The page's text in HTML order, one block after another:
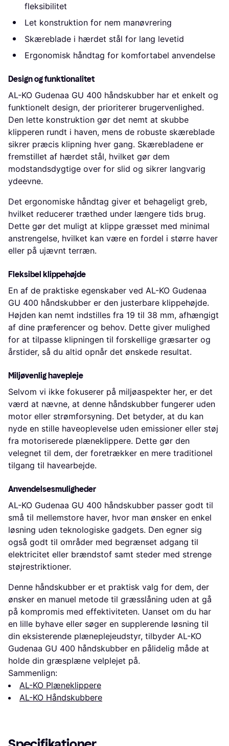
fleksibilitet
Let konstruktion for nem manøvrering
Skæreblade i hærdet stål for lang levetid
Ergonomisk håndtag for komfortabel anvendelse
Design og funktionalitet
AL-KO Gudenaa GU 400 håndskubber har et enkelt og
funktionelt design, der prioriterer brugervenlighed.
Den lette konstruktion gør det nemt at skubbe
klipperen rundt i haven, mens de robuste skæreblade
sikrer præcis klipning hver gang. Skærebladene er
fremstillet af hærdet stål, hvilket gør dem
modstandsdygtige over for slid og sikrer langvarig
ydeevne.
Det ergonomiske håndtag giver et behageligt greb,
hvilket reducerer træthed under længere tids brug.
Dette gør det muligt at klippe græsset med minimal
anstrengelse, hvilket kan være en fordel i større haver
eller på ujævnt terræn.
Fleksibel klippehøjde
En af de praktiske egenskaber ved AL-KO Gudenaa
GU 400 håndskubber er den justerbare klippehøjde.
Højden kan nemt indstilles fra 19 til 38 mm, afhængigt
af dine præferencer og behov. Dette giver mulighed
for at tilpasse klipningen til forskellige græsarter og
årstider, så du altid opnår det ønskede resultat.
Miljøvenlig havepleje
Selvom vi ikke fokuserer på miljøaspekter her, er det
værd at nævne, at denne håndskubber fungerer uden
motor eller strømforsyning. Det betyder, at du kan
nyde en stille haveoplevelse uden emissioner eller støj
fra motoriserede plæneklippere. Dette gør den
velegnet til dem, der foretrækker en mere traditionel
tilgang til havearbejde.
Anvendelsesmuligheder
AL-KO Gudenaa GU 400 håndskubber passer godt til
små til mellemstore haver, hvor man ønsker en enkel
løsning uden teknologiske gadgets. Den egner sig
også godt til områder med begrænset adgang til
elektricitet eller brændstof samt steder med strenge
støjrestriktioner.
Denne håndskubber er et praktisk valg for dem, der
ønsker en manuel metode til græsslåning uden at gå
på kompromis med effektiviteten. Uanset om du har
en lille byhave eller søger en supplerende løsning til
din eksisterende plæneplejeudstyr, tilbyder AL-KO
Gudenaa GU 400 håndskubber en pålidelig måde at
holde din græsplæne velplejet på.
Sammenlign:
AL-KO Plæneklippere
AL-KO Håndskubbere